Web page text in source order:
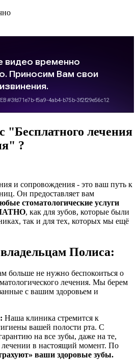
"Бесплатного лечения
?
и сопровождения - это ваш путь к
Он предоставляет вам
стоматологические услуги
, как для зубов, которые были
так и для тех, которых мы ещё
Полиса:
больше не нужно беспокоиться о
лечения. Мы берем
с вашим здоровьем и
Наша клиника стремится к
вашей полости рта. С
на все зубы, даже на те,
в настоящий момент. По
ваши здоровые зубы.